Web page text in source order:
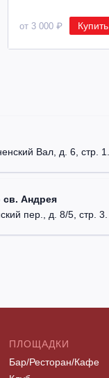
от 3 000 ₽ Купить
Вал, д. 6, стр. 1.
св. Андрея
пер., д. 8/5, стр. 3.
ПЛОЩАДКИ
Бар/Ресторан/Кафе